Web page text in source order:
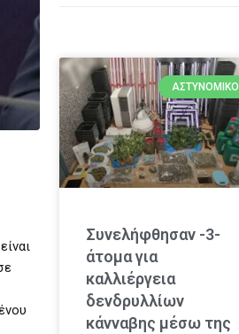
ΑΣΤΥΝΟΜΙΚΌ
Συνελήφθησαν -3-
άτομα για
καλλιέργεια
δενδρυλλίων
κάνναβης μέσω της